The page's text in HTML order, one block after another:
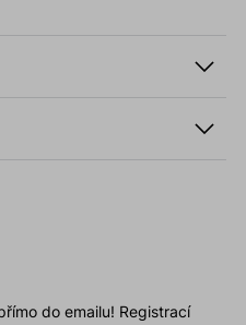
do emailu! Registrací